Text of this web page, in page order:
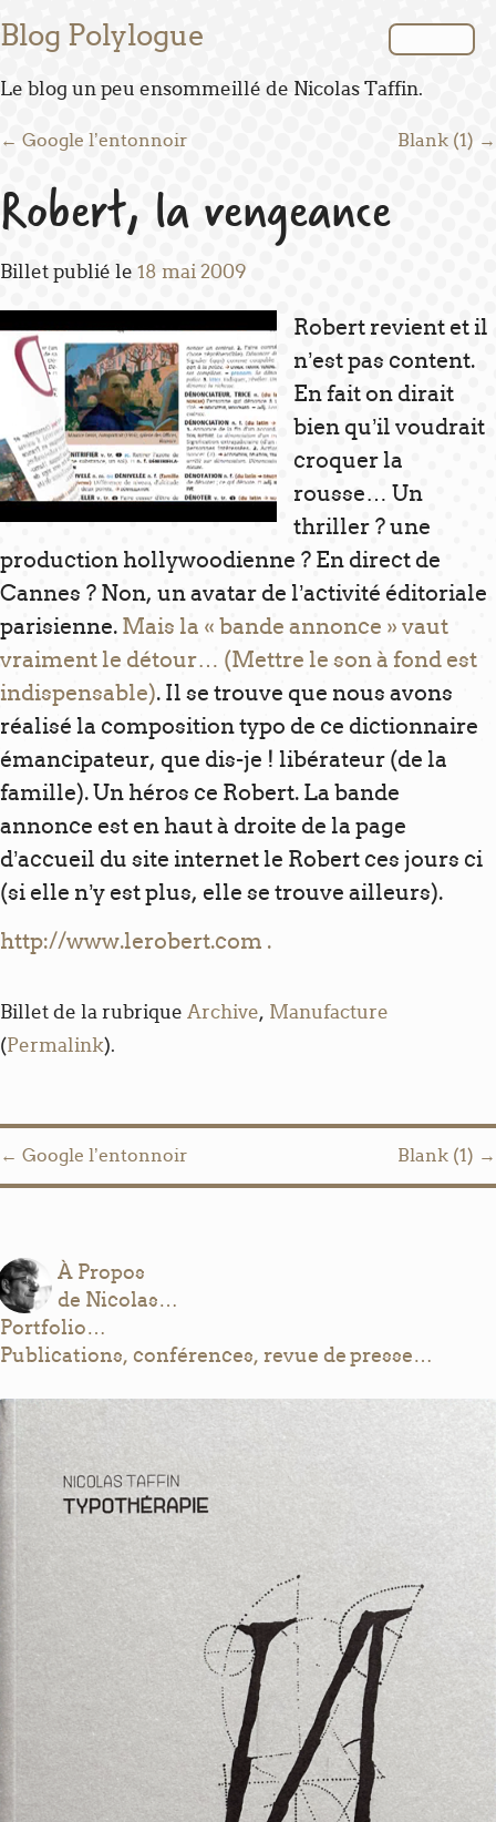
Blog Polylogue
Le blog un peu ensommeillé de Nicolas Taffin.
Post navigation
← Google l’entonnoir Blank (1) →
Robert, la vengeance
Billet publié le 18 mai 2009
Robert revient et il
n’est pas content.
En fait on dirait
bien qu’il voudrait
croquer la
rousse… Un
thriller ? une
production hollywoodienne ? En direct de
Cannes ? Non, un avatar de l’activité éditoriale
parisienne. Mais la « bande annonce » vaut
vraiment le détour… (Mettre le son à fond est
indispensable). Il se trouve que nous avons
réalisé la composition typo de ce dictionnaire
émancipateur, que dis-je ! libérateur (de la
famille). Un héros ce Robert. La bande
annonce est en haut à droite de la page
d’accueil du site internet le Robert ces jours ci
(si elle n’y est plus, elle se trouve ailleurs).
http://www.lerobert.com .
Billet de la rubrique Archive, Manufacture
(Permalink).
Post navigation
← Google l’entonnoir Blank (1) →
À Propos
de Nicolas…
Portfolio…
Publications, conférences, revue de presse…